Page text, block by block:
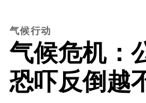
气候行动
气候危机：
恐吓反倒越